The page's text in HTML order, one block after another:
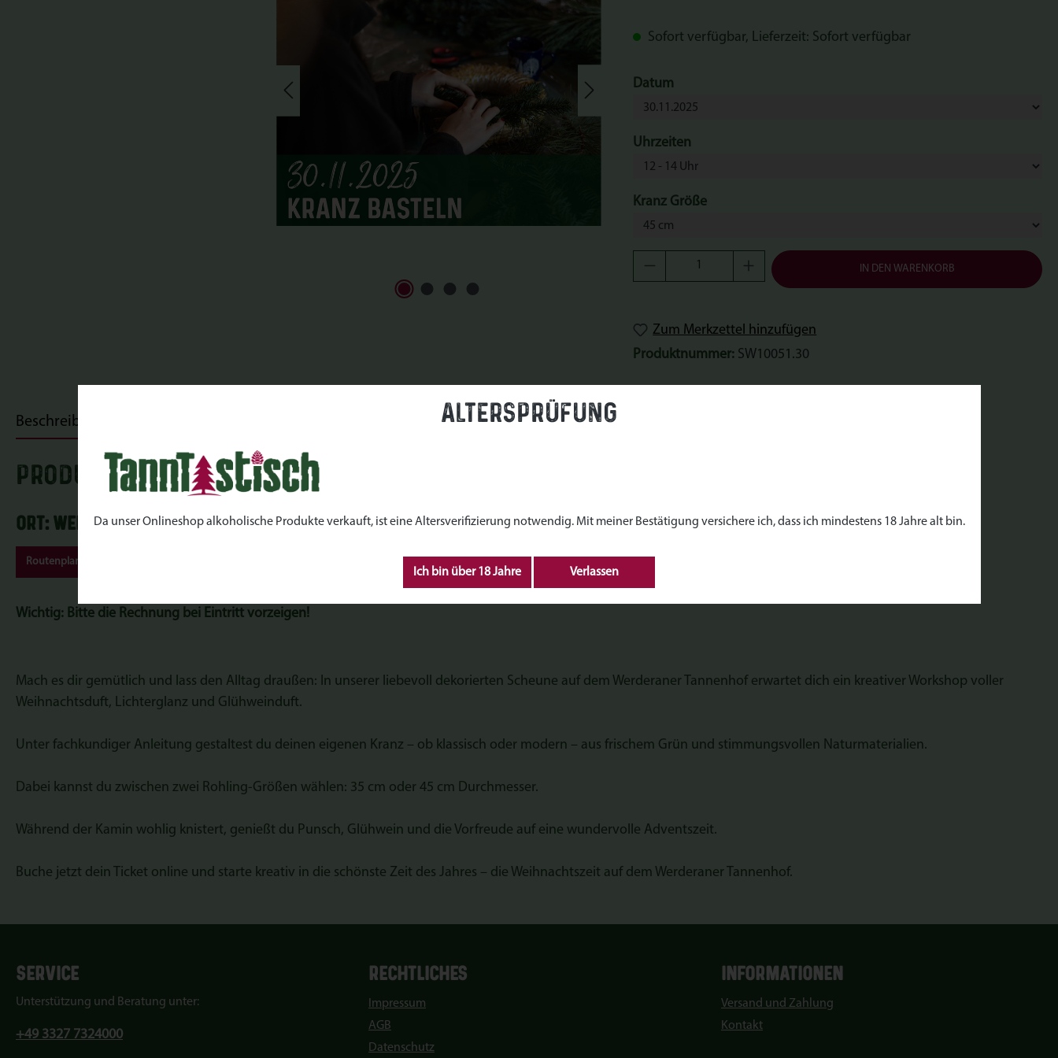
Sofort verfügbar, Lieferzeit: Sofort verfügbar
Datum
Uhrzeiten
Kranz Größeauswählen
Produkt Anzahl: Gib den gewünschten Wert ein
IN DEN WARENKORB
Zum Merkzettel hinzufügen
Produktnummer: SW10051.30
Beschreibung
PRODUKTINFORMATIONEN "Kranz basteln - Werderaner Tannenhof"
Ort: Werderaner Tannenhof | Lehniner Chaussee 19, 14542 Werder (Havel)
Routenplaner
Wichtig: Bitte die Rechnung bei Eintritt vorzeigen!
Mach es dir gemütlich und lass den Alltag draußen: In unserer liebevoll dekorierten Scheune auf dem Werderaner Tannenhof erwartet dich ein kreativer Workshop voller
Weihnachtsduft, Lichterglanz und Glühweinduft.
Unter fachkundiger Anleitung gestaltest du deinen eigenen Kranz – ob klassisch oder modern – aus frischem Grün und stimmungsvollen Naturmaterialien.
Dabei kannst du zwischen zwei Rohling-Größen wählen: 35 cm oder 45 cm Durchmesser.
Während der Kamin wohlig knistert, genießt du Punsch, Glühwein und die Vorfreude auf eine wundervolle Adventszeit.
Buche jetzt dein Ticket online und starte kreativ in die schönste Zeit des Jahres – die Weihnachtszeit auf dem Werderaner Tannenhof.
SERVICE
Unterstützung und Beratung unter:
+49 3327 7324000
RECHTLICHES
Impressum
AGB
Datenschutz
INFORMATIONEN
Versand und Zahlung
Kontakt
Altersprüfung
Da unser Onlineshop alkoholische Produkte verkauft, ist eine Altersverifizierung notwendig. Mit meiner Bestätigung versichere ich, dass ich mindestens 18 Jahre alt bin.
Ich bin über 18 Jahre Verlassen